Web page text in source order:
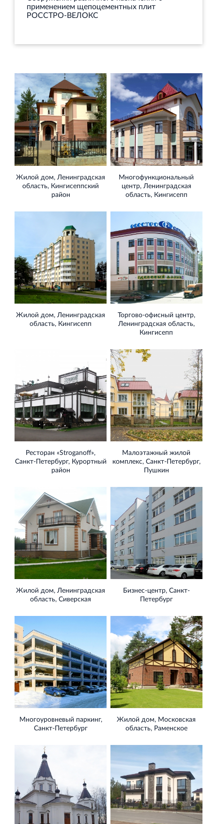
применением щепоцементных плит
РОССТРО-ВЕЛОКС
Жилой дом, Ленинградская
область, Кингисеппский
район
Многофункциональный
центр, Ленинградская
область, Кингисепп
Жилой дом, Ленинградская
область, Кингисепп
Торгово‐офисный центр,
Ленинградская область,
Кингисепп
Ресторан «Stroganoff»,
Санкт‐Петербург, Курортный
район
Малоэтажный жилой
комплекс, Санкт‐Петербург,
Пушкин
Жилой дом, Ленинградская
область, Сиверская
Бизнес‐центр, Санкт‐
Петербург
Многоуровневый паркинг,
Санкт‐Петербург
Жилой дом, Московская
область, Раменское